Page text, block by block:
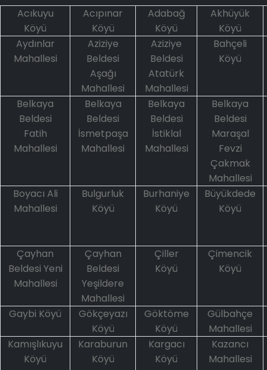
Acıkuyu
Köyü
Acıpınar
Köyü
Adabağ
Köyü
Akhüyük
Köyü
Aydınlar
Mahallesi
Aziziye
Beldesi
Aşağı
Mahallesi
Aziziye
Beldesi
Atatürk
Mahallesi
Bahçeli
Köyü
Belkaya
Beldesi
Fatih
Mahallesi
Belkaya
Beldesi
İsmetpaşa
Mahallesi
Belkaya
Beldesi
İstiklal
Mahallesi
Belkaya
Beldesi
Maraşal
Fevzi
Çakmak
Mahallesi
Boyacı Ali
Mahallesi
Bulgurluk
Köyü
Burhaniye
Köyü
Büyükdede
Köyü
Çayhan
Beldesi Yeni
Mahallesi
Çayhan
Beldesi
Yeşildere
Mahallesi
Çiller
Köyü
Çimencik
Köyü
Gaybi Köyü
Gökçeyazı
Köyü
Göktöme
Köyü
Gülbahçe
Mahallesi
Kamışlıkuyu
Köyü
Karaburun
Köyü
Kargacı
Köyü
Kazancı
Mahallesi